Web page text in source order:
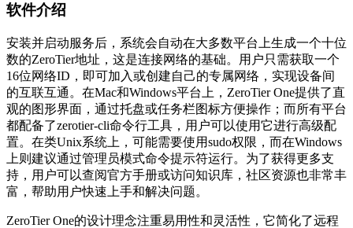
软件介绍
安装并启动服务后，系统会自动在大多数平台上生成一个十位
数的ZeroTier地址，这是连接网络的基础。用户只需获取一个
16位网络ID，即可加入或创建自己的专属网络，实现设备间
的互联互通。在Mac和Windows平台上，ZeroTier One提供了直
观的图形界面，通过托盘或任务栏图标方便操作；而所有平台
都配备了zerotier-cli命令行工具，用户可以使用它进行高级配
置。在类Unix系统上，可能需要使用sudo权限，而在Windows
上则建议通过管理员模式命令提示符运行。为了获得更多支
持，用户可以查阅官方手册或访问知识库，社区资源也非常丰
富，帮助用户快速上手和解决问题。
ZeroTier One的设计理念注重易用性和灵活性，它简化了远程